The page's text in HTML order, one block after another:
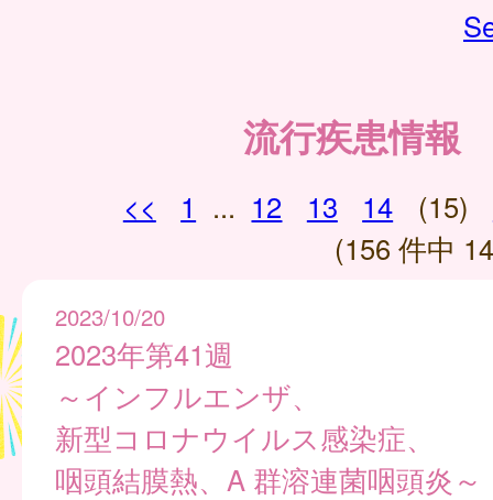
流行疾患情報
<< 1 ... 12 13 14 (15)
(156 件中
2023/10/20
2023年第41週
～インフルエンザ、
新型コロナウイルス感染症、
咽頭結膜熱、A 群溶連菌咽頭炎～